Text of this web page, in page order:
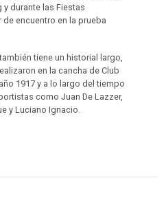
y durante las Fiestas
encuentro en la prueba
tiene un historial largo,
en la cancha de Club
1917 y a lo largo del tiempo
como Juan De Lazzer,
y Luciano Ignacio.